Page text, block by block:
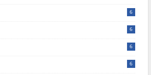
6
6
6
6